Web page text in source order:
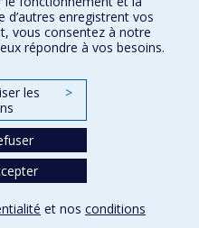
d’autres enregistrent vos
vous consentez à notre
répondre à vos besoins.
les
>
et nos conditions